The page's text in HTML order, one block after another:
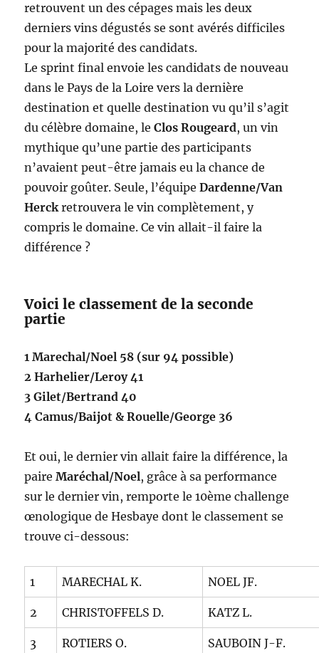
retrouvent un des cépages mais les deux
derniers vins dégustés se sont avérés difficiles
pour la majorité des candidats.
Le sprint final envoie les candidats de nouveau
dans le Pays de la Loire vers la dernière
destination et quelle destination vu qu’il s’agit
du célèbre domaine, leClos Rougeard, un vin
mythique qu’une partie des participants
n’avaient peut-être jamais eu la chance de
pouvoir goûter. Seule, l’équipeDardenne/Van
Herckretrouvera le vin complètement, y
compris le domaine. Ce vin allait-il faire la
différence ?
Voici le classement de la seconde
partie
1 Marechal/Noel 58 (sur 94 possible)
2 Harhelier/Leroy 41
3 Gilet/Bertrand 40
4 Camus/Baijot & Rouelle/George 36
Et oui, le dernier vin allait faire la différence, la
paireMaréchal/Noel, grâce à sa performance
sur le dernier vin, remporte le 10ème challenge
œnologique de Hesbaye dont le classement se
trouve ci-dessous:
1 MARECHAL K. NOEL JF.
2 CHRISTOFFELS D. KATZ L.
3 ROTIERS O. SAUBOIN J-F.